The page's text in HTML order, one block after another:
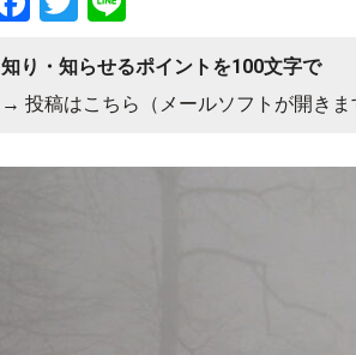
知り・知らせるポイントを100文字で
→ 投稿はこちら（メールソフトが開きま